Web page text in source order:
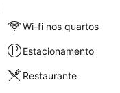
Wi-fi nos quartos
Estacionamento
Restaurante